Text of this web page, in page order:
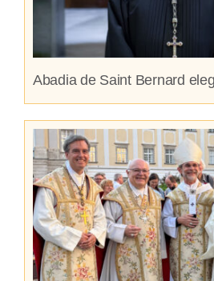
Abadia de Saint Bernard